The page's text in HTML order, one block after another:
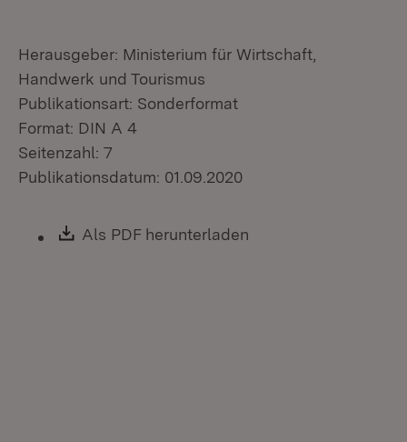
Herausgeber: Ministerium für Wirtschaft,
Handwerk und Tourismus
Publikationsart: Sonderformat
Format: DIN A 4
Seitenzahl: 7
Publikationsdatum: 01.09.2020
Download:
Als PDF herunterladen